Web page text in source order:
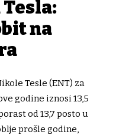
na
Tesle (ENT) za
godine iznosi 13,5
od 13,7 posto u
prošle godine,